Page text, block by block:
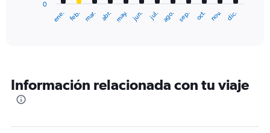
categories.
The
ene. feb. mar. abr. may. jun. jul. ago. sep. oct. nov. dic.
0
Información relacionada con tu viaje